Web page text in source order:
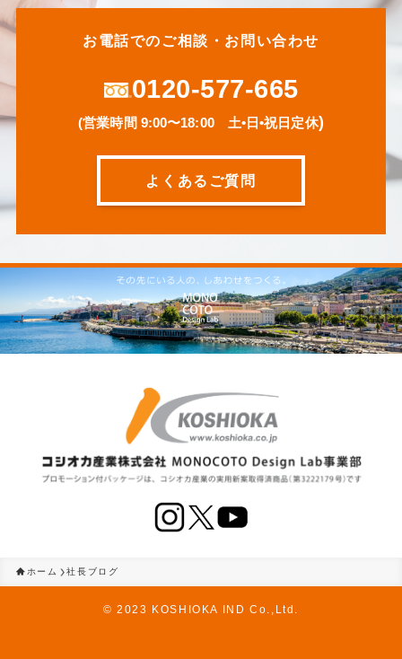
お電話でのご相談・お問い合わせ
0120-577-665
(営業時間 9:00〜18:00 土•日•祝日定休)
よくあるご質問
ホーム 社長ブログ
© 2023 KOSHIOKA IND Co.,Ltd.